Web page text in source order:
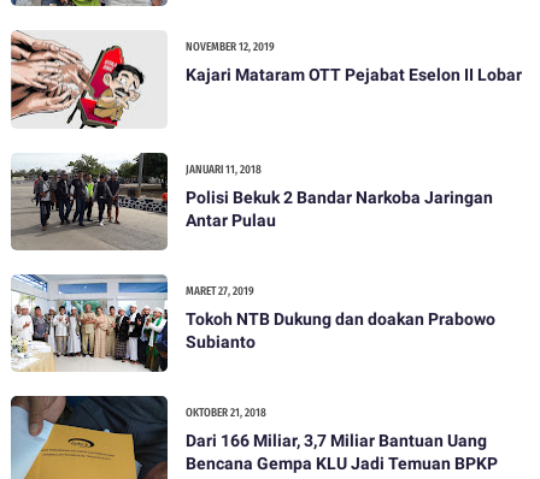
NOVEMBER 12, 2019
Kajari Mataram OTT Pejabat Eselon II Lobar
JANUARI 11, 2018
Polisi Bekuk 2 Bandar Narkoba Jaringan
Antar Pulau
MARET 27, 2019
Tokoh NTB Dukung dan doakan Prabowo
Subianto
OKTOBER 21, 2018
Dari 166 Miliar, 3,7 Miliar Bantuan Uang
Bencana Gempa KLU Jadi Temuan BPKP